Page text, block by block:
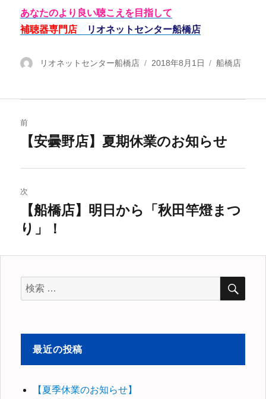
あなたのより良い聴こえを目指して
補聴器専門店
リオネットセンター船橋店
投
リオネットセンター船橋店
投
2018年8月1日
カ
船橋店
稿
ビ
ゲ
ー
ョ
前
投
稿:
【安曇野店】夏期休業のお知らせ
次
の
【船橋店】明日から「秋田竿燈まつ
り」！
検
索
象:
検
最近の投稿
【夏季休業のお知らせ】